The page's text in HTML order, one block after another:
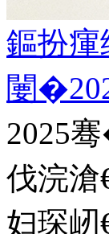
鏂扮
闄
2025
伐浣滄
妇琛